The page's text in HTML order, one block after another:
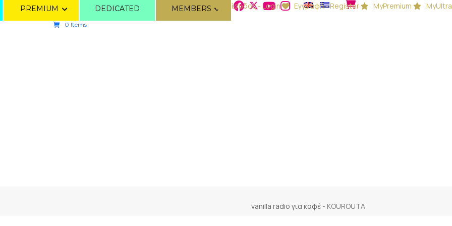
Είσοδος - Login Εγγραφή - Register MyPremium MyUltra
PREMIUM DEDICATED MEMBERS
0 Items
vanilla radio για καφέ - KOUROUTA